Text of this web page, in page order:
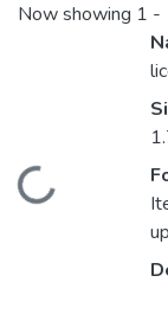
Now showing 1 -
Loading...